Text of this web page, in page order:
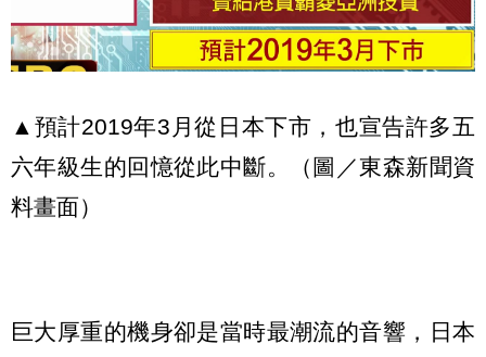
▲預計2019年3月從日本下市，也宣告許多五
六年級生的回憶從此中斷。（圖／東森新聞資
料畫面）
巨大厚重的機身卻是當時最潮流的音響，日本